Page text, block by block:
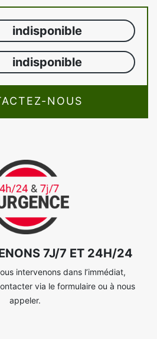
indisponible
indisponible
NOUS
7J/7 ET 24H/24
intervenons dans l’immédiat,
via le formulaire ou à nous
appeler.